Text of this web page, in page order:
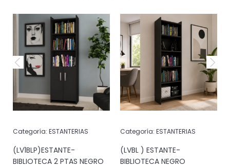
Categoría: ESTANTERIAS
(LV1BLP)ESTANTE-
BIBLIOTECA 2 PTAS NEGRO
Categoría: ESTANTERIAS
(LVBL ) ESTANTE-
BIBLIOTECA NEGRO